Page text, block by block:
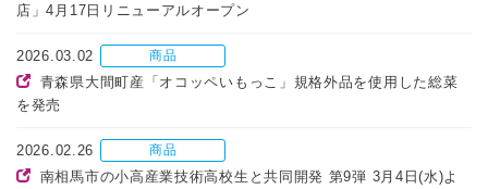
店」4月17日リニューアルオープン
2026.03.02 商品
青森県大間町産「オコッペいもっこ」規格外品を使用した総菜
を発売
2026.02.26 商品
南相馬市の小高産業技術高校生と共同開発 第9弾 3月4日(水)よ